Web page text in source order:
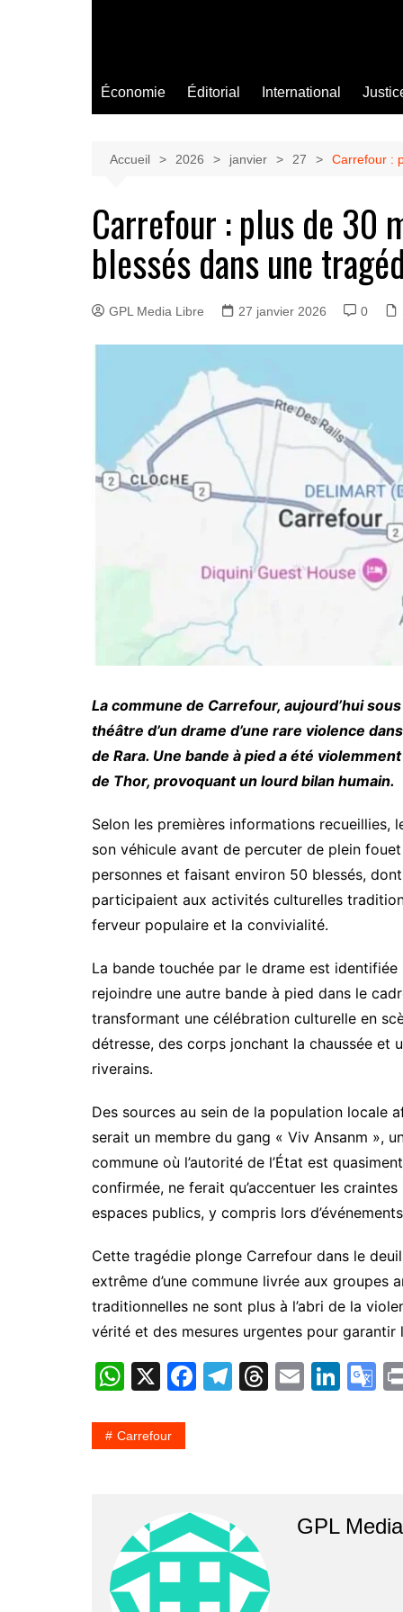
Économie Éditorial International
Accueil 2026 janvier 27 Carrefour :
Carrefour : plus de 30
blessés dans une
GPL Media Libre 27 janvier 2026 0
La commune de Carrefour, aujourd’hui
théâtre d’un drame d’une rare violence
de Rara. Une bande à pied a été
de Thor, provoquant un lourd bilan humain.
Selon les premières informations recueillies,
son véhicule avant de percuter de plein
personnes et faisant environ 50 blessés,
participaient aux activités culturelles
ferveur populaire et la convivialité.
La bande touchée par le drame est identifiée
rejoindre une autre bande à pied dans le
transformant une célébration culturelle en
détresse, des corps jonchant la chaussée et
riverains.
Des sources au sein de la population locale
serait un membre du gang « Viv Ansanm »,
commune où l’autorité de l’État est
confirmée, ne ferait qu’accentuer les
espaces publics, y compris lors
Cette tragédie plonge Carrefour dans le
extrême d’une commune livrée aux groupes
traditionnelles ne sont plus à l’abri de la
vérité et des mesures urgentes pour
W
at
p
X
F
o
o
k
T
m
T
E
Li
n
G
Tr
Carrefour
GPL